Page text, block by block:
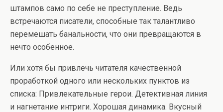
штампов само по себе не преступление. Ведь
встречаются писатели, способные так талантливо
перемешать банальности, что они превращаются в
нечто особенное.
Или хотя бы привлечь читателя качественной
проработкой одного или нескольких пунктов из
списка: Привлекательные герои. Детективная линия
и нагнетание интриги. Хорошая динамика. Вкусный